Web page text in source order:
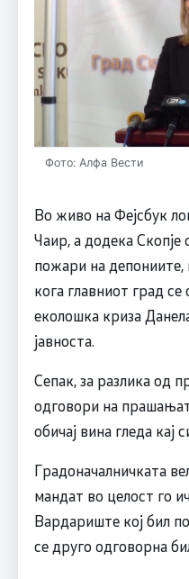
Фото: Алфа Вести
Во живо на Фејсбук
Чаир, а додека Скопје
пожари на депониите,
кога главниот град се
еколошка криза
јавноста.
Сепак, за разлика од
одговори на
обичај вина гледа кај
Градоначалничката
мандат во целост го
Вардариште кој бил
се друго одговорна